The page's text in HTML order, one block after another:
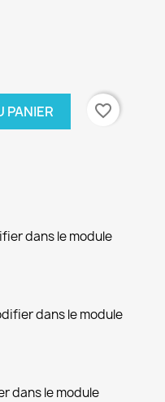
PANIER favorite_border
dans le module
dans le module
dans le module